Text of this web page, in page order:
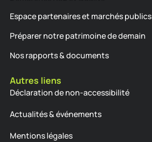
Espace partenaires et marchés publics
Préparer notre patrimoine de demain
Nos rapports & documents
Autres liens
Déclaration de non-accessibilité
Actualités & événements
Mentions légales